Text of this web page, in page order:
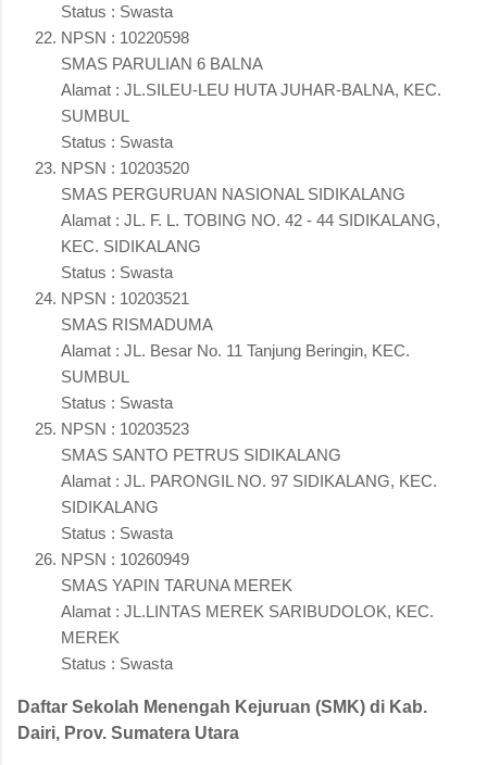
Status : Swasta
NPSN : 10220598
SMAS PARULIAN 6 BALNA
Alamat : JL.SILEU-LEU HUTA JUHAR-BALNA, KEC.
SUMBUL
Status : Swasta
NPSN : 10203520
SMAS PERGURUAN NASIONAL SIDIKALANG
Alamat : JL. F. L. TOBING NO. 42 - 44 SIDIKALANG,
KEC. SIDIKALANG
Status : Swasta
NPSN : 10203521
SMAS RISMADUMA
Alamat : JL. Besar No. 11 Tanjung Beringin, KEC.
SUMBUL
Status : Swasta
NPSN : 10203523
SMAS SANTO PETRUS SIDIKALANG
Alamat : JL. PARONGIL NO. 97 SIDIKALANG, KEC.
SIDIKALANG
Status : Swasta
NPSN : 10260949
SMAS YAPIN TARUNA MEREK
Alamat : JL.LINTAS MEREK SARIBUDOLOK, KEC.
MEREK
Status : Swasta
Daftar Sekolah Menengah Kejuruan (SMK) di Kab.
Dairi, Prov. Sumatera Utara